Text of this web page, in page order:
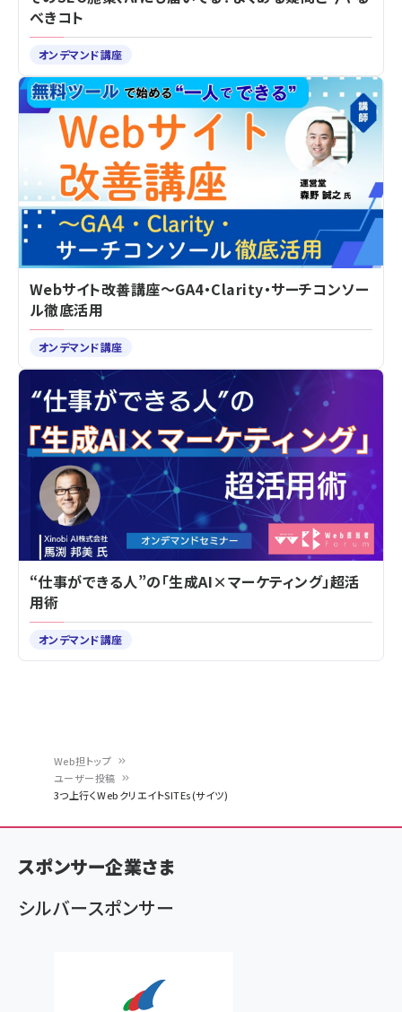
ン
く
ず
Web担トップ
ユーザー投稿
3つ上行くWebクリエイトSITEs(サイツ)
べきコト
オンデマンド講座
Webサイト改善講座～GA4・Clarity・サーチコンソー
ル徹底活用
オンデマンド講座
“仕事ができる人”の「生成AI×マーケティング」超活
用術
オンデマンド講座
スポンサー企業さま
シルバースポンサー